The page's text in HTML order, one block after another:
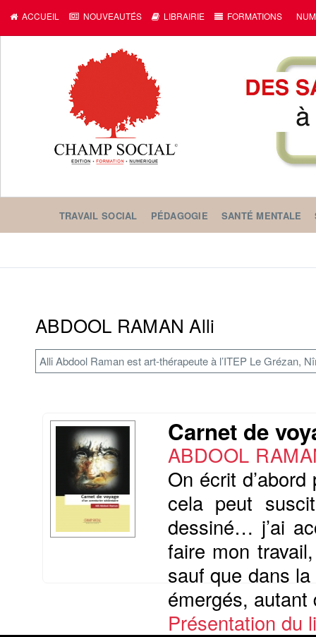
ACCUEIL NOUVEAUTÉS LIBRAIRIE FORMATIONS
TRAVAIL SOCIAL PÉDAGOGIE SANTÉ MENTALE
ABDOOL RAMAN Alli
Alli Abdool Raman est art-thérapeute à l’ITEP Le Grézan,
Carnet de
ABDOOL
On écrit
cela peut
dessiné… j’ai
faire mon
sauf que dans
émergés,
Présentation du